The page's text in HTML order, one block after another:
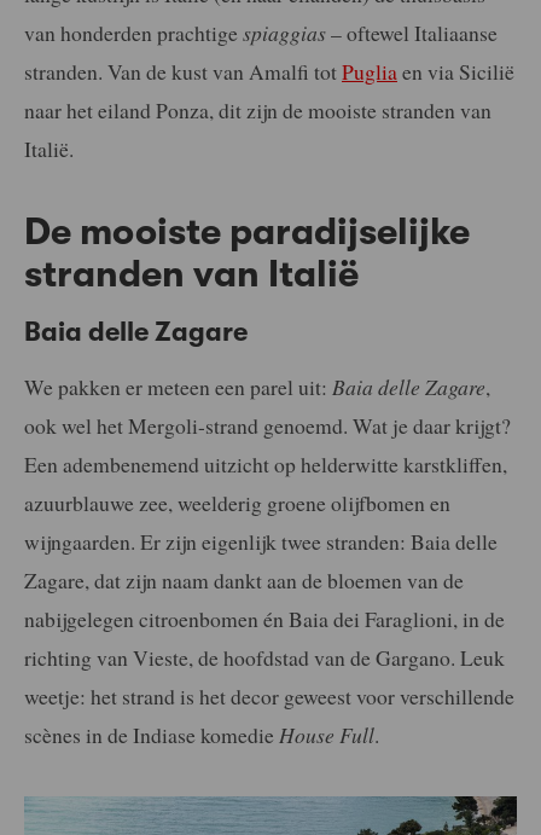
van honderden prachtige spiaggias– oftewel Italiaanse
stranden. Van de kust van Amalfi totPuglia en via Sicilië
naar het eiland Ponza, dit zijn de mooiste stranden van
Italië.
De mooiste paradijselijke
stranden van Italië
Baia delle Zagare
We pakken er meteen een parel uit: Baia delle Zagare,
ook wel het Mergoli-strand genoemd. Wat je daar krijgt?
Een adembenemend uitzicht op helderwitte karstkliffen,
azuurblauwe zee, weelderig groene olijfbomen en
wijngaarden. Er zijn eigenlijk twee stranden: Baia delle
Zagare, dat zijn naam dankt aan de bloemen van de
nabijgelegen citroenbomen én Baia dei Faraglioni, in de
richting van Vieste, de hoofdstad van de Gargano. Leuk
weetje: het strand is het decor geweest voor verschillende
scènes in de Indiase komedie House Full.